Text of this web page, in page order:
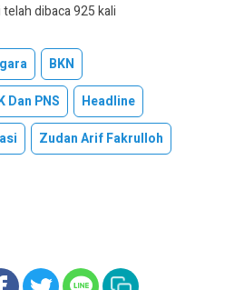
dibaca 925 kali
BKN
Dan PNS
Headline
Zudan Arif Fakrulloh